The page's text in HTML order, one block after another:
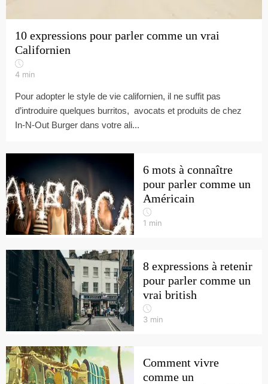
10 expressions pour parler comme un vrai
Californien
4 min
Pour adopter le style de vie californien, il ne suffit pas
d’introduire quelques burritos, avocats et produits de chez
In-N-Out Burger dans votre ali...
6 mots à connaître
pour parler comme un
Américain
1 min
8 expressions à retenir
pour parler comme un
vrai british
3 min
Comment vivre
comme un